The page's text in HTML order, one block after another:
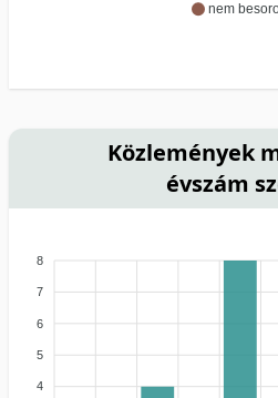
nem
Közlemények
évszám
8
7
6
5
4